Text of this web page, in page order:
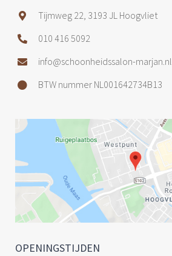
Tijmweg 22, 3193 JL Hoogvliet
010 416 5092
info@schoonheidssalon-marjan.nl
BTW nummer NL001642734B13
OPENINGSTIJDEN